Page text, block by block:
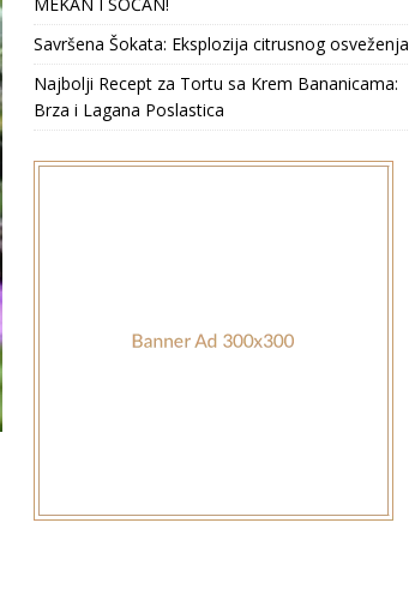
Savršena Šokata: Eksplozija citrusnog osveženja
Najbolji Recept za Tortu sa Krem Bananicama:
Brza i Lagana Poslastica